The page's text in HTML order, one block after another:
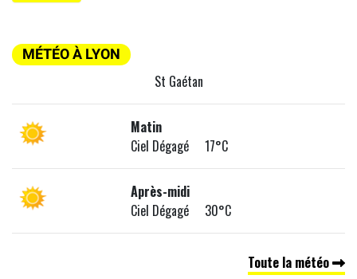
MÉTÉO À LYON
St Gaétan
Matin
Ciel Dégagé 17°C
Après-midi
Ciel Dégagé 30°C
Toute la météo